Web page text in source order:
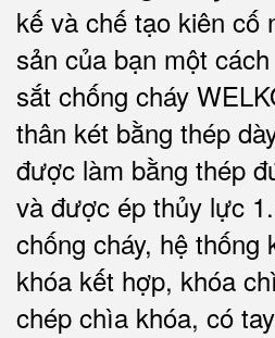
kế và chế tạo kiên cố
sản của bạn một
sắt chống cháy
thân két bằng thép
được làm bằng thép
và được ép thủy lực
chống cháy, hệ thống
khóa kết hợp, khóa
chép chìa khóa, có